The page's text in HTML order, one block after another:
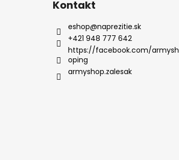
Kontakt
eshop@naprezitie.sk
+421 948 777 642
https://facebook.com/armysh
oping
armyshop.zalesak